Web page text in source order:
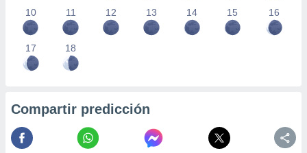
10 11 12 13 14 15 16
17 18
Compartir predicción